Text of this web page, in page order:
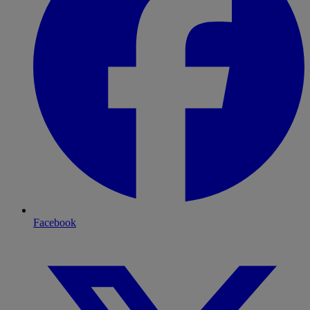
Facebook